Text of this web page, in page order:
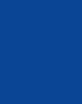
là một sản
hiện nay. Ngoài công
tủ giày còn đóng vai trò
để giày giờ đây cũng dễ
chóng lựa chọn mẫu tủ
Tiêu chí chọn tủ giày